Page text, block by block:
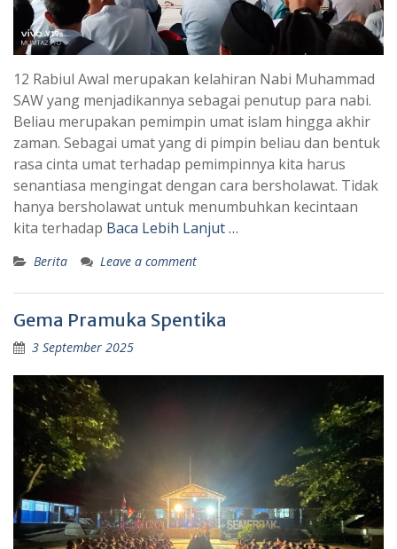
12 Rabiul Awal merupakan kelahiran Nabi Muhammad
SAW yang menjadikannya sebagai penutup para nabi.
Beliau merupakan pemimpin umat islam hingga akhir
zaman. Sebagai umat yang di pimpin beliau dan bentuk
rasa cinta umat terhadap pemimpinnya kita harus
senantiasa mengingat dengan cara bersholawat. Tidak
hanya bersholawat untuk menumbuhkan kecintaan
kita terhadap Baca Lebih Lanjut …
Berita Leave a comment
Gema Pramuka Spentika
3 September 2025